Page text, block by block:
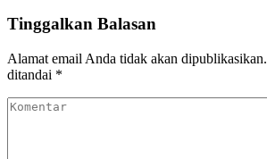
Tinggalkan Balasan
Alamat email Anda tidak akan dipublikasikan.
ditandai *